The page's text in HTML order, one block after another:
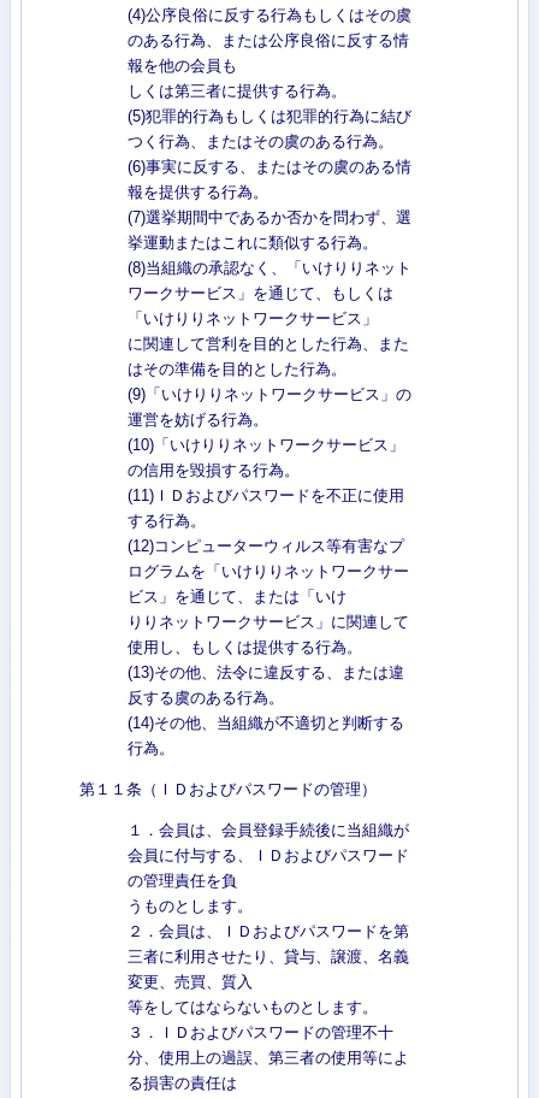
(4)公序良俗に反する行為もしくはその虞
のある行為、または公序良俗に反する情
報を他の会員も
しくは第三者に提供する行為。
(5)犯罪的行為もしくは犯罪的行為に結び
つく行為、またはその虞のある行為。
(6)事実に反する、またはその虞のある情
報を提供する行為。
(7)選挙期間中であるか否かを問わず、選
挙運動またはこれに類似する行為。
(8)当組織の承認なく、「いけりりネット
ワークサービス」を通じて、もしくは
「いけりりネットワークサービス」
に関連して営利を目的とした行為、また
はその準備を目的とした行為。
(9)「いけりりネットワークサービス」の
運営を妨げる行為。
(10)「いけりりネットワークサービス」
の信用を毀損する行為。
(11)ＩＤおよびパスワードを不正に使用
する行為。
(12)コンピューターウィルス等有害なプ
ログラムを「いけりりネットワークサー
ビス」を通じて、または「いけ
りりネットワークサービス」に関連して
使用し、もしくは提供する行為。
(13)その他、法令に違反する、または違
反する虞のある行為。
(14)その他、当組織が不適切と判断する
行為。
第１１条（ＩＤおよびパスワードの管理）
１．会員は、会員登録手続後に当組織が
会員に付与する、ＩＤおよびパスワード
の管理責任を負
うものとします。
２．会員は、ＩＤおよびパスワードを第
三者に利用させたり、貸与、譲渡、名義
変更、売買、質入
等をしてはならないものとします。
３．ＩＤおよびパスワードの管理不十
分、使用上の過誤、第三者の使用等によ
る損害の責任は